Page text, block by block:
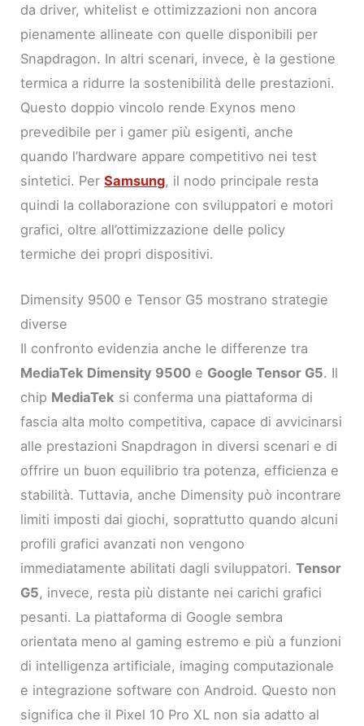
da driver, whitelist e ottimizzazioni non ancora
pienamente allineate con quelle disponibili per
Snapdragon. In altri scenari, invece, è la gestione
termica a ridurre la sostenibilità delle prestazioni.
Questo doppio vincolo rende Exynos meno
prevedibile per i gamer più esigenti, anche
quando l’hardware appare competitivo nei test
sintetici. PerSamsung, il nodo principale resta
quindi la collaborazione con sviluppatori e motori
grafici, oltre all’ottimizzazione delle policy
termiche dei propri dispositivi.
Dimensity 9500 e Tensor G5 mostrano strategie
diverse
Il confronto evidenzia anche le differenze tra
MediaTek Dimensity 9500 e Google Tensor G5. Il
chip MediaTek si conferma una piattaforma di
fascia alta molto competitiva, capace di avvicinarsi
alle prestazioni Snapdragon in diversi scenari e di
offrire un buon equilibrio tra potenza, efficienza e
stabilità. Tuttavia, anche Dimensity può incontrare
limiti imposti dai giochi, soprattutto quando alcuni
profili grafici avanzati non vengono
immediatamente abilitati dagli sviluppatori.Tensor
G5, invece, resta più distante nei carichi grafici
pesanti. La piattaforma di Google sembra
orientata meno al gaming estremo e più a funzioni
di intelligenza artificiale, imaging computazionale
e integrazione software con Android. Questo non
significa che il Pixel 10 Pro XL non sia adatto al